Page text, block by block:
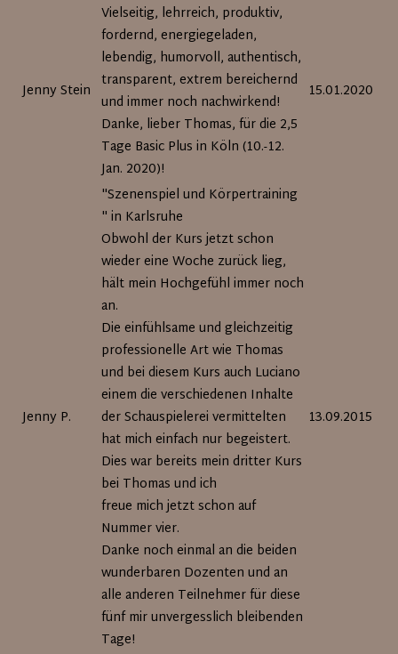
Jenny Stein
Vielseitig, lehrreich, produktiv,
fordernd, energiegeladen,
lebendig, humorvoll, authentisch,
transparent, extrem bereichernd
und immer noch nachwirkend!
Danke, lieber Thomas, für die 2,5
Tage Basic Plus in Köln (10.-12.
Jan. 2020)!
15.01.2020
Jenny P.
"Szenenspiel und Körpertraining
" in Karlsruhe
Obwohl der Kurs jetzt schon
wieder eine Woche zurück lieg,
hält mein Hochgefühl immer noch
an.
Die einfühlsame und gleichzeitig
professionelle Art wie Thomas
und bei diesem Kurs auch Luciano
einem die verschiedenen Inhalte
der Schauspielerei vermittelten
hat mich einfach nur begeistert.
Dies war bereits mein dritter Kurs
bei Thomas und ich
freue mich jetzt schon auf
Nummer vier.
Danke noch einmal an die beiden
wunderbaren Dozenten und an
alle anderen Teilnehmer für diese
fünf mir unvergesslich bleibenden
Tage!
13.09.2015